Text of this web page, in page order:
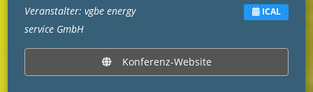
Veranstalter: vgbe energy
service GmbH
ICAL
Konferenz-Website